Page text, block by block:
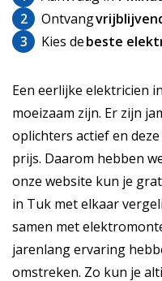
2
Ontvang
3
Kies debeste
Een eerlijke elektricien
moeizaam zijn. Er zijn
oplichters actief en
prijs. Daarom hebben
onze website kun je
in Tuk met elkaar
samen met
jarenlang ervaring
omstreken. Zo kun je